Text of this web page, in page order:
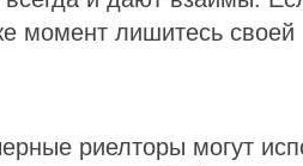
момент лишитесь
риелторы могут